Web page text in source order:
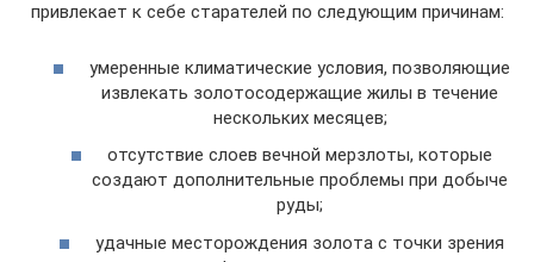
привлекает к себе старателей по следующим причинам:
умеренные климатические условия, позволяющие
извлекать золотосодержащие жилы в течение
нескольких месяцев;
отсутствие слоев вечной мерзлоты, которые
создают дополнительные проблемы при добыче
руды;
удачные месторождения золота с точки зрения